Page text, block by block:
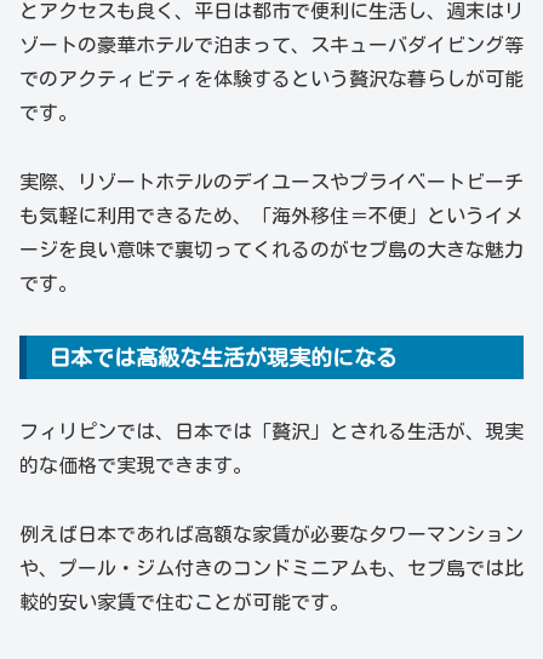
とアクセスも良く、平日は都市で便利に生活し、週末はリ
ゾートの豪華ホテルで泊まって、スキューバダイビング等
でのアクティビティを体験するという贅沢な暮らしが可能
です。
実際、リゾートホテルのデイユースやプライベートビーチ
も気軽に利用できるため、「海外移住＝不便」というイメ
ージを良い意味で裏切ってくれるのがセブ島の大きな魅力
です。
日本では高級な生活が現実的になる
フィリピンでは、日本では「贅沢」とされる生活が、現実
的な価格で実現できます。
例えば日本であれば高額な家賃が必要なタワーマンション
や、プール・ジム付きのコンドミニアムも、セブ島では比
較的安い家賃で住むことが可能です。